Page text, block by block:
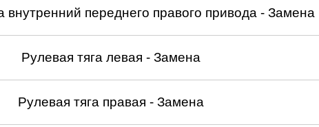
переднего правого привода - Замена
Рулевая тяга левая - Замена
Рулевая тяга правая - Замена